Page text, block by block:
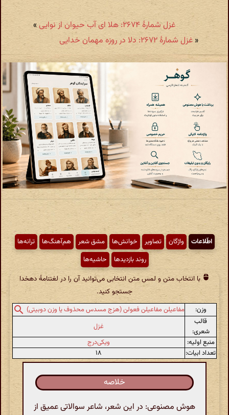
غزل شمارهٔ ۲۶۷۴: هلا ای آب حیوان از نوایی
»
« غزل شمارهٔ ۲۶۷۲: دلا در روزه مهمان خدایی
اطّلاعات واژگان تصاویر خوانش‌ها مشق شعر هم‌آهنگ‌ها
ترانه‌ها
روند بازدیدها
حاشیه‌ها
با انتخاب متن و لمس متن انتخابی می‌توانید آن را در لغتنامهٔ دهخدا
جستجو کنید.
وزن:
مفاعیلن مفاعیلن فعولن (هزج مسدس محذوف یا وزن دوبیتی)
قالب
شعری:
غزل
منبع اولیه:
ویکی‌درج
تعداد ابیات:
۱۸
خلاصه
هوش مصنوعی: در این شعر، شاعر سوالاتی عمیق از